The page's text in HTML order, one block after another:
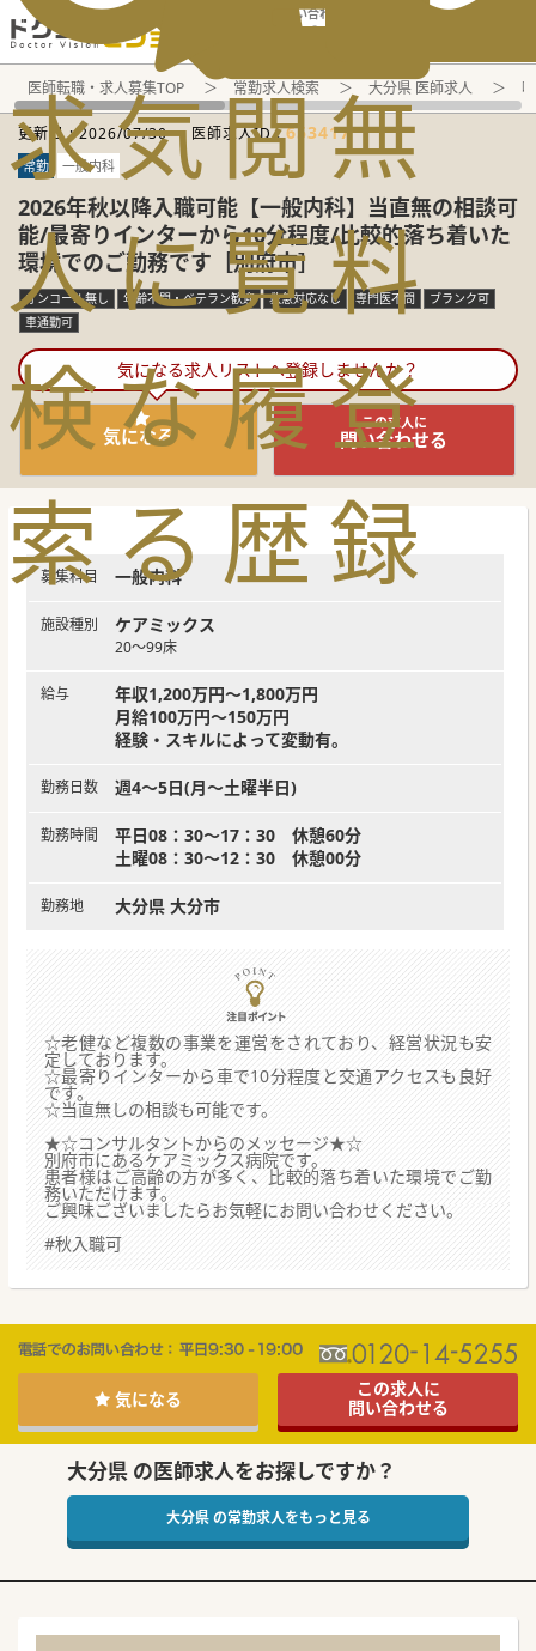
電話でのお問い合わせ：平日9:30-19:00
求
人
検
索
気
に
な
る
閲
覧
履
歴
無
料
登
録
医師転職・求人募集TOP 常勤求人検索 大分県 医師求人
更新日 :2026/07/30 医師求人ID :653417
常勤 一般内科
2026年秋以降入職可能【一般内科】当直無の相談可
能/最寄りインターから10分程度/比較的落ち着いた
環境でのご勤務です［別府市］
オンコール無し 年齢不問・ベテラン歓迎 救急対応なし 専門医不問
ブランク可
車通勤可
気になる求人リストへ登録しませんか？
気になる
この求人に
問い合わせる
募集科目 一般内科
施設種別 ケアミックス
20～99床
給与
年収1,200万円～1,800万円
月給100万円～150万円
経験・スキルによって変動有。
勤務日数 週4～5日(月～土曜半日)
勤務時間
平日08：30～17：30 休憩60分
土曜08：30～12：30 休憩00分
勤務地 大分県 大分市
☆老健など複数の事業を運営をされており、経営状況も安
定しております。
☆最寄りインターから車で10分程度と交通アクセスも良好
です。
☆当直無しの相談も可能です。
★☆コンサルタントからのメッセージ★☆
別府市にあるケアミックス病院です。
患者様はご高齢の方が多く、比較的落ち着いた環境でご勤
務いただけます。
ご興味ございましたらお気軽にお問い合わせください。
#秋入職可
気になる
この求人に
問い合わせる
大分県 の医師求人をお探しですか？
大分県 の常勤求人をもっと見る